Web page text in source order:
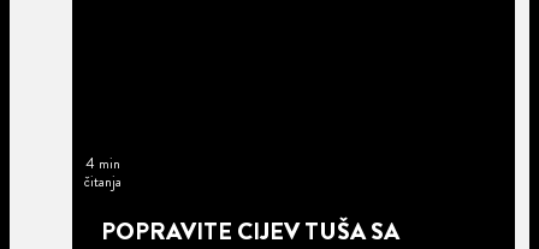
4 min
čitanja
POPRAVITE CIJEV TUŠA SA